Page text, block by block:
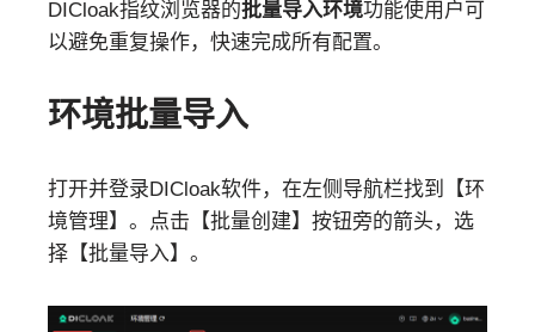
DICloak指纹浏览器的批量导入环境功能使用户可
以避免重复操作，快速完成所有配置。
环境批量导入
打开并登录DICloak软件，在左侧导航栏找到【环
境管理】。点击【批量创建】按钮旁的箭头，选
择【批量导入】。